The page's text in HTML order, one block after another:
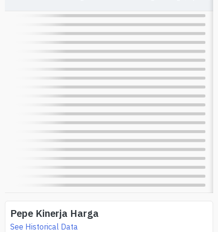
Pepe Kinerja Harga
See Historical Data